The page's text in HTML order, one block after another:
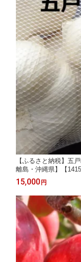
【ふるさと納税】五
離島・沖縄県】【
15,000 円